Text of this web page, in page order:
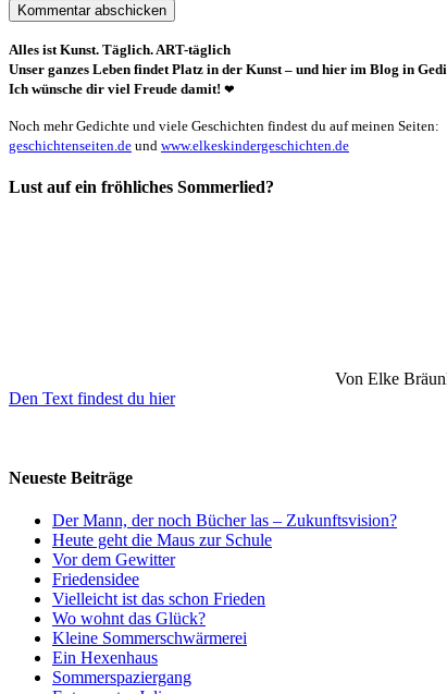
Alles ist Kunst. Täglich. ART-täglich
Unser ganzes Leben findet Platz in der Kunst – und hier im Blog in
Ich wünsche dir viel Freude damit! ❤
Noch mehr Gedichte und viele Geschichten findest du auf meinen Seiten:
geschichtenseiten.de und www.elkeskindergeschichten.de
Lust auf ein fröhliches Sommerlied?
Von Elke
Den Text findest du hier
Neueste Beiträge
Der Mann, der noch Bücher las – Zukunftsvision?
Heute geht die Maus zur Schule
Vor dem Gewitter
Friedensidee
Vielleicht ist das schon Frieden
Wo wohnt das Glück?
Kleine Sommerschwärmerei
Ein Hexenhaus
Sommerspaziergang